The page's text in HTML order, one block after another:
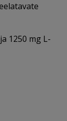
1250 mg L-